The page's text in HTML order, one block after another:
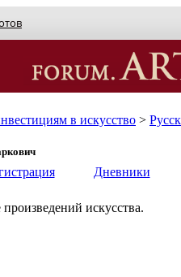
в искусство >
Дневники
искусства.